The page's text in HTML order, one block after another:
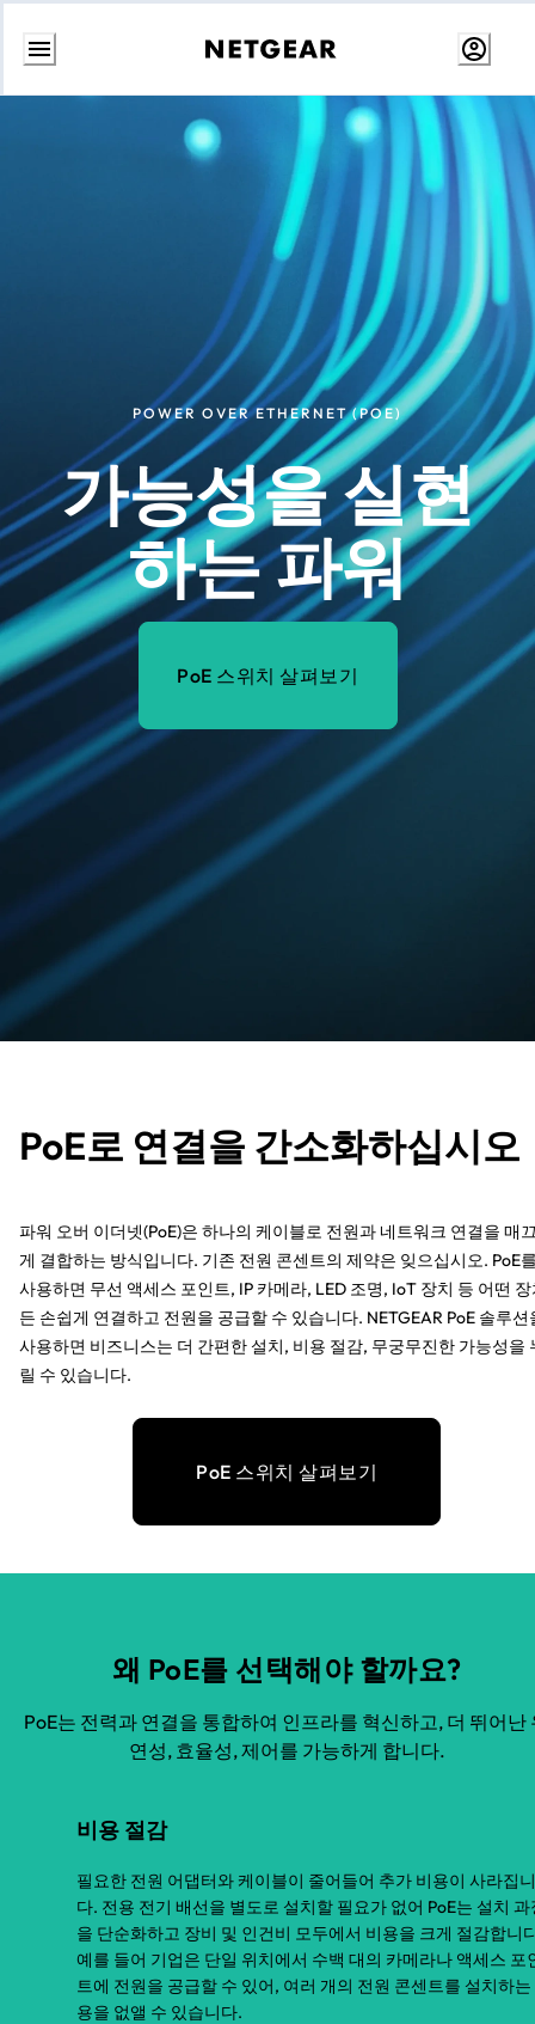
콘
POWER OVER ETHERNET (POE)
가능성을 실현
하는 파워
PoE 스위치 살펴보기
PoE로 연결을 간소화하십시오
파워 오버 이더넷(PoE)은 하나의 케이블로 전원과 네트워크 연결을 매
게 결합하는 방식입니다. 기존 전원 콘센트의 제약은 잊으십시오. PoE
사용하면 무선 액세스 포인트, IP 카메라, LED 조명, IoT 장치 등 어떤
든 손쉽게 연결하고 전원을 공급할 수 있습니다. NETGEAR PoE 솔루션
사용하면 비즈니스는 더 간편한 설치, 비용 절감, 무궁무진한 가능성을
릴 수 있습니다.
PoE 스위치 살펴보기
왜 PoE를 선택해야 할까요?
PoE는 전력과 연결을 통합하여 인프라를 혁신하고, 더 뛰어난
연성, 효율성, 제어를 가능하게 합니다.
비용 절감
필요한 전원 어댑터와 케이블이 줄어들어 추가 비용이 사라집니
다. 전용 전기 배선을 별도로 설치할 필요가 없어 PoE는 설치 과
을 단순화하고 장비 및 인건비 모두에서 비용을 크게 절감합니
예를 들어 기업은 단일 위치에서 수백 대의 카메라나 액세스 포
트에 전원을 공급할 수 있어, 여러 개의 전원 콘센트를 설치하는
용을 없앨 수 있습니다.